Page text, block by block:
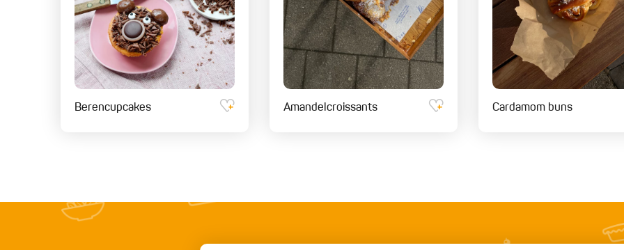
Berencupcakes Amandelcroissants Cardamom buns